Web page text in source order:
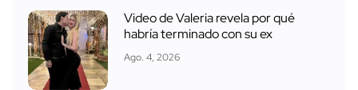
Video de Valeria revela por qué
habría terminado con su ex
Ago. 4, 2026